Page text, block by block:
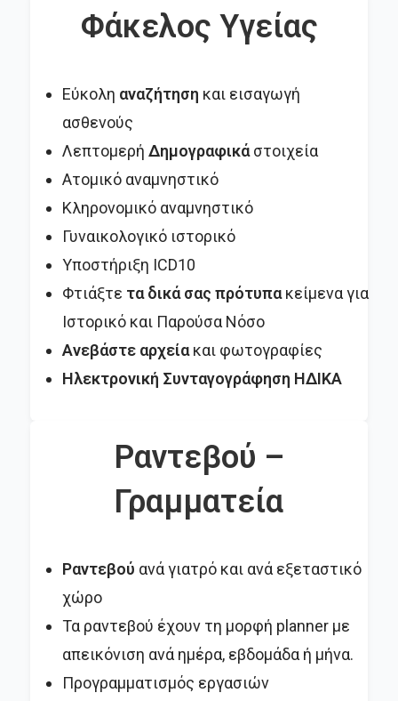
Φάκελος Υγείας
Εύκολη αναζήτηση και εισαγωγή
ασθενούς
Λεπτομερή Δημογραφικάστοιχεία
Ατομικό αναμνηστικό
Κληρονομικό αναμνηστικό
Γυναικολογικό ιστορικό
Υποστήριξη ICD10
Φτιάξτε τα δικά σας πρότυπακείμενα για
Ιστορικό και Παρούσα Νόσο
Ανεβάστε αρχείακαι φωτογραφίες
Ηλεκτρονική Συνταγογράφηση ΗΔΙΚΑ
Ραντεβού –
Γραμματεία
Ραντεβού ανά γιατρό και ανά εξεταστικό
χώρο
Τα ραντεβού έχουν τη μορφή planner με
απεικόνιση ανά ημέρα, εβδομάδα ή μήνα.
Προγραμματισμός εργασιών